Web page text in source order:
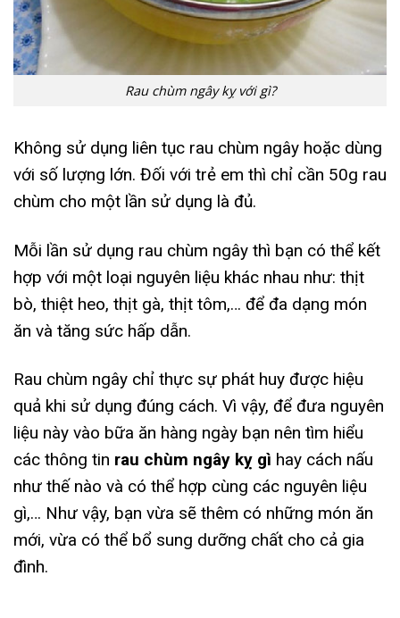
Rau chùm ngây kỵ với gì?
Không sử dụng liên tục rau chùm ngây hoặc dùng
với số lượng lớn. Đối với trẻ em thì chỉ cần 50g rau
chùm cho một lần sử dụng là đủ.
Mỗi lần sử dụng rau chùm ngây thì bạn có thể kết
hợp với một loại nguyên liệu khác nhau như: thịt
bò, thiệt heo, thịt gà, thịt tôm,… để đa dạng món
ăn và tăng sức hấp dẫn.
Rau chùm ngây chỉ thực sự phát huy được hiệu
quả khi sử dụng đúng cách. Vì vậy, để đưa nguyên
liệu này vào bữa ăn hàng ngày bạn nên tìm hiểu
các thông tin rau chùm ngây kỵ gì hay cách nấu
như thế nào và có thể hợp cùng các nguyên liệu
gì,… Như vậy, bạn vừa sẽ thêm có những món ăn
mới, vừa có thể bổ sung dưỡng chất cho cả gia
đình.